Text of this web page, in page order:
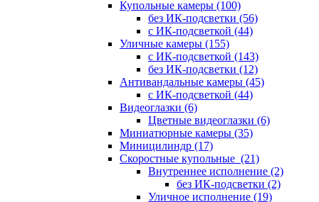
Купольные камеры (100)
без ИК-подсветки (56)
с ИК-подсветкой (44)
Уличные камеры (155)
с ИК-подсветкой (143)
без ИК-подсветки (12)
Антивандальные камеры (45)
с ИК-подсветкой (44)
Видеоглазки (6)
Цветные видеоглазки (6)
Миниатюрные камеры (35)
Миницилиндр (17)
Скоростные купольные (21)
Внутреннее исполнение (2)
без ИК-подсветки (2)
Уличное исполнение (19)